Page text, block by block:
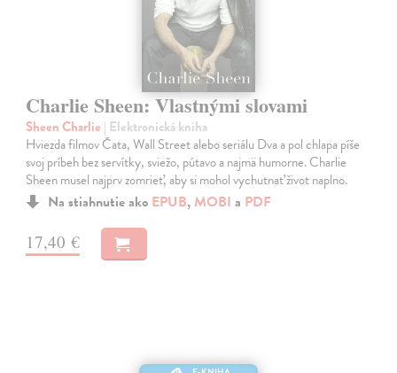
Charlie Sheen: Vlastnými slovami
Sheen Charlie | Elektronická kniha
Hviezda filmov Čata, Wall Street alebo seriálu Dva a pol chlapa píše
svoj príbeh bez servítky, sviežo, pútavo a najmä humorne. Charlie
Sheen musel najprv zomrieť, aby si mohol vychutnať život naplno.
Na stiahnutie ako EPUB, MOBI a PDF
17,40 €